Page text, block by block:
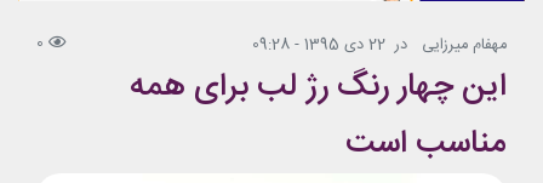
مهفام میرزایی در 22 دی 1395 - 09:28 0
این چهار رنگ رژ لب برای همه
مناسب است